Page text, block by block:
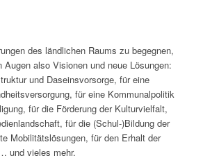
des ländlichen Raums zu begegnen,
Augen also Visionen und neue Lösungen:
und Daseinsvorsorge, für eine
für eine Kommunalpolitik
für die Förderung der Kulturvielfalt,
für die (Schul-)Bildung der
Mobilitätslösungen, für den Erhalt der
und vieles mehr.